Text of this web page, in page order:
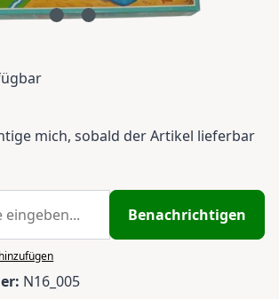
mich, sobald der Artikel lieferbar
Benachrichtigen
N16_005